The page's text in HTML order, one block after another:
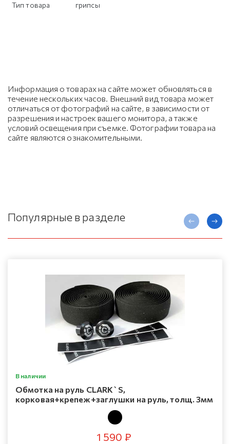
Тип товара грипсы
Информация о товарах на сайте может обновляться в
течение нескольких часов. Внешний вид товара может
отличаться от фотографий на сайте, в зависимости от
разрешения и настроек вашего монитора, а также
условий освещения при съемке. Фотографии товара на
сайте являются ознакомительными.
Популярные в разделе
В наличии
Oбмотка на руль CLARK`S,
корковая+крепеж+заглушки на руль, толщ. 3мм
1 590 ₽